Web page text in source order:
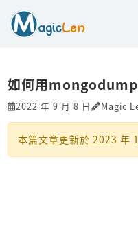
如何用
2022 年 9 月 8 日 Magic
本篇文章更新於 2023 年